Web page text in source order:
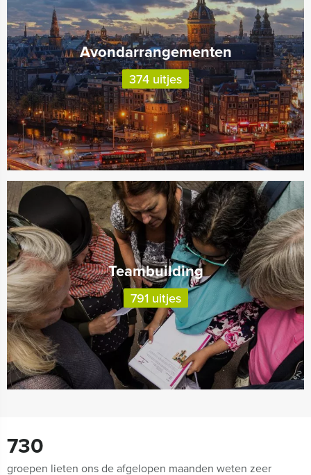
Avondarrangementen
374 uitjes
Teambuilding
791 uitjes
730
groepen lieten ons de afgelopen maanden weten zeer